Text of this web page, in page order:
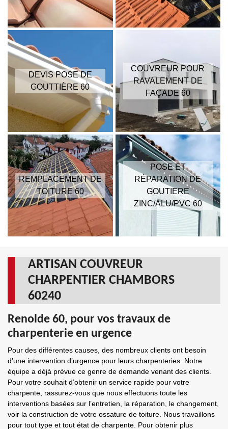
DEVIS POSE DE
GOUTTIÈRE 60
COUVREUR POUR
RAVALEMENT DE
FAÇADE 60
REMPLACEMENT DE
TOITURE 60
POSE ET
RÉPARATION DE
GOUTIERE
ZINC/ALU/PVC 60
ARTISAN COUVREUR
CHARPENTIER CHAMBORS
60240
Renolde 60, pour vos travaux de
charpenterie en urgence
Pour des différentes causes, des nombreux clients ont besoin
d’une intervention d’urgence pour leurs charpenteries. Notre
équipe a déjà prévue ce genre de demande venant des clients.
Pour votre souhait d’obtenir un service rapide pour votre
charpente, rassurez-vous que nous effectuons toute les
interventions basées sur l’entretien, la réparation, le changement,
voir la construction de votre ossature de toiture. Nous travaillons
pour tout type et tout état de charpente. Pour obtenir plus